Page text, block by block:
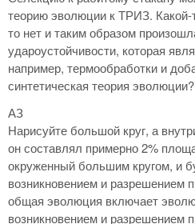
теорию эволюции к ТРИЗ. Какой-
то нет и таким образом
удароустойчивости, которая
например, термообработки и
синтетическая теория эволюции?
АЗ
Нарисуйте большой круг, а
он составлял примерно 2%
окруженный большим кругом, и
возникновением и разрешением
общая эволюция включает
возникновением и разрешением